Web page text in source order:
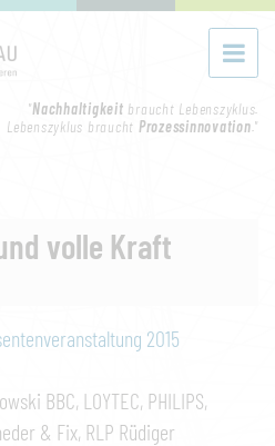
"Nachhaltigkeit braucht Lebenszyklus.
Lebenszyklus braucht Prozessinnovation."
volle Kraft
2015
BBC, LOYTEC, PHILIPS,
& Fix, RLP Rüdiger